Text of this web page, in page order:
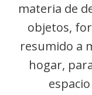
materia de
objetos,
resumido a
hogar,